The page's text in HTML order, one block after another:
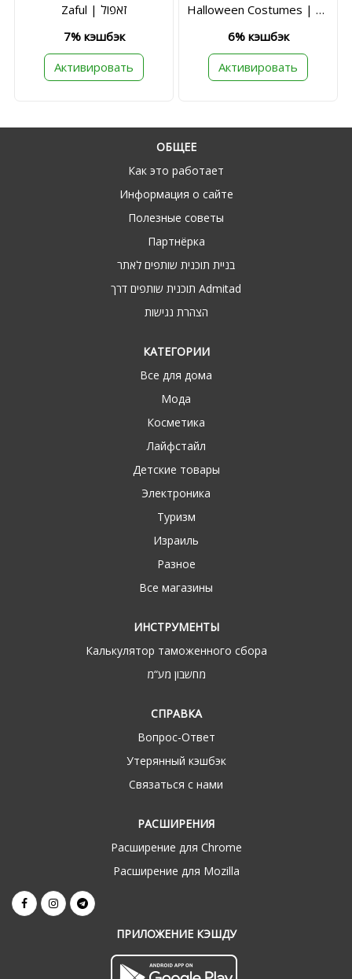
Zaful | זאפול
7% кэшбэк
Активировать
Halloween Costumes | הלווין קוסטיומס
6% кэшбэк
Активировать
ОБЩЕЕ
Как это работает
Информация о сайте
Полезные советы
Партнёрка
בניית תוכנית שותפים לאתר
תוכנית שותפים דרך Admitad
הצהרת נגישות
КАТЕГОРИИ
Все для дома
Мода
Косметика
Лайфстайл
Детские товары
Электроника
Туризм
Израиль
Разное
Все магазины
ИНСТРУМЕНТЫ
Калькулятор таможенного сбора
מחשבון מע“מ
СПРАВКА
Вопрос-Ответ
Утерянный кэшбэк
Связаться с нами
РАСШИРЕНИЯ
Расширение для Chrome
Расширение для Mozilla
ПРИЛОЖЕНИЕ КЭШДУ